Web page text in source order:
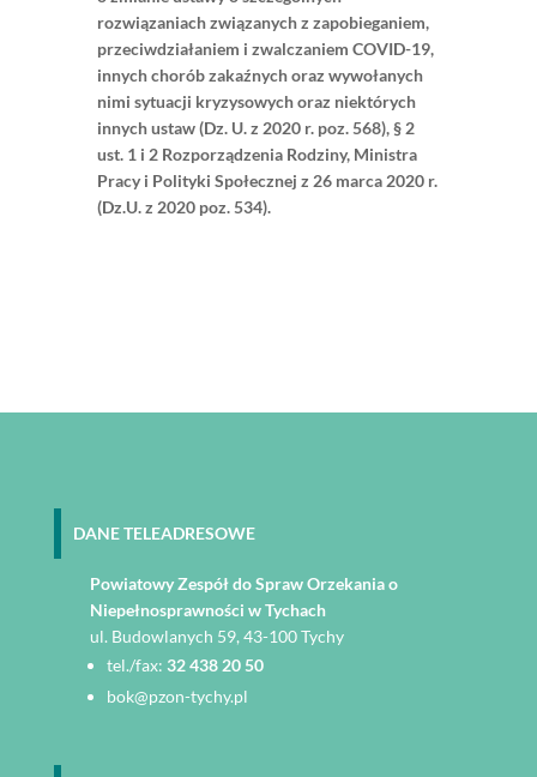
rozwiązaniach związanych z zapobieganiem,
przeciwdziałaniem i zwalczaniem COVID-19,
innych chorób zakaźnych oraz wywołanych
nimi sytuacji kryzysowych oraz niektórych
innych ustaw (Dz. U. z 2020 r. poz. 568), § 2
ust. 1 i 2 Rozporządzenia Rodziny, Ministra
Pracy i Polityki Społecznej z 26 marca 2020 r.
(Dz.U. z 2020 poz. 534).
DANE TELEADRESOWE
Powiatowy Zespół do Spraw Orzekania o
Niepełnosprawności w Tychach
ul. Budowlanych 59, 43-100 Tychy
tel./fax: 32 438 20 50
bok@pzon-tychy.pl